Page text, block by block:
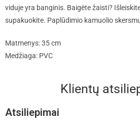
viduje yra banginis. Baigėte žaisti?
supakuokite. Paplūdimio kamuolio
Matmenys: 35 cm
Medžiaga: PVC
Klientų
Atsiliepimai